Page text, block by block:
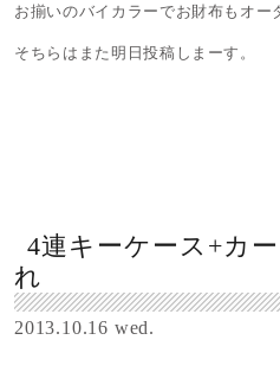
お揃いのバイカラーでお財布もオー
そちらはまた明日投稿しまーす。
4連キーケース+カ
れ
2013.10.16 wed.